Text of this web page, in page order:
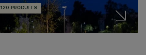
120 PRODUITS